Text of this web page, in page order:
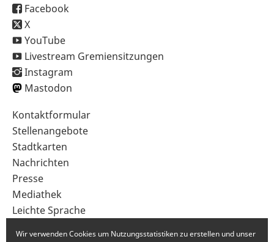
Facebook
X
YouTube
Livestream Gremiensitzungen
Instagram
Mastodon
Sekundärnavigation
im
Fußbereich
Kontaktformular
Stellenangebote
Stadtkarten
Nachrichten
Presse
Mediathek
Leichte Sprache
Wir verwenden Cookies um Nutzungsstatistiken zu erstellen und unser